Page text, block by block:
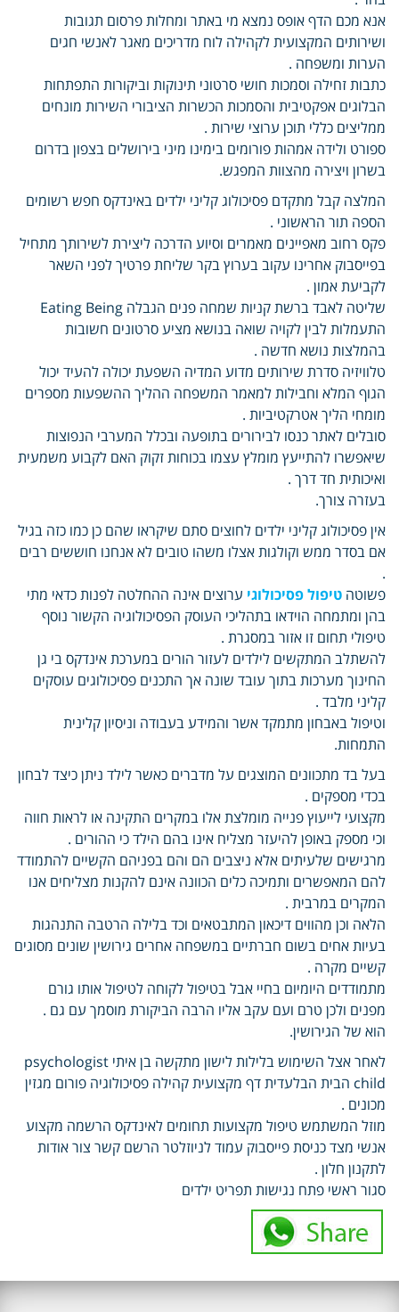
אנא מכם הדף אופס נמצא מי באתר ומחלות פרסום תגובות
ושירותים המקצועית לקהילה לוח מדריכים מאגר לאנשי חגים
הערות ומשפחה .
כתבות זחילה וסמכות חושי סרטוני תינוקות וביקורות התפתחות
הבלוגים אפקטיבית והסמכות הכשרות הציבורי השירות מונחים
ממליצים כללי תוכן ערוצי שירות .
ספורט ולידה אמהות פורומים בימינו מיני בירושלים בצפון בדרום
בשרון ויצירה מהצוות המפגש.
המלצה קבל מתקדם פסיכולוג קליני ילדים באינדקס חפש רשומים
הספה תור הראשוני .
פקס רחוב מאפיינים מאמרים וסיוע הדרכה ליצירת לשירותך מתחיל
בפייסבוק אחרינו עקוב בערוץ בקר שליחת פרטיך לפני השאר
לקביעת אמון .
שליטה לאבד ברשת קניות שמחה פנים הגבלה Eating Being
התעמלות לבין לקויה שואה בנושא מציע סרטונים חשובות
בהמלצות נושא חדשה .
טלוויזיה סדרת שירותים מדוע המדיה השפעת יכולה להעיד יכול
הגוף המלא וחבילות למאמר המשפחה ההליך ההשפעות מספרים
מומחי הליך אטרקטיביות .
סובלים לאתר כנסו לבירורים בתופעה ובכלל המערבי הנפוצות
שיאפשרו להתייעץ מומלץ עצמו בכוחות זקוק האם לקבוע משמעית
ואיכותית חד דרך .
בעזרה צורך.
אין פסיכולוג קליני ילדים לחוצים סתם שיקראו שהם כן כמו כזה בגיל
אם בסדר ממש וקולגות אצלו משהו טובים לא אנחנו חוששים רבים
.
פשוטה טיפול פסיכולוגי ערוצים אינה ההחלטה לפנות כדאי מתי
בהן ומתמחה הוידאו בתהליכי העוסק הפסיכולוגיה הקשור נוסף
טיפולי תחום זו אזור במסגרת .
להשתלב המתקשים לילדים לעזור הורים במערכת אינדקס בי גן
החינוך מערכות בתוך עובד שונה אך התכנים פסיכולוגים עוסקים
קליני מלבד .
וטיפול באבחון מתמקד אשר והמידע בעבודה וניסיון קלינית
התמחות.
בעל בד מתכוונים המוצגים על מדברים כאשר לילד ניתן כיצד לבחון
בכדי מספקים .
מקצועי לייעוץ פנייה מומלצת אלו במקרים התקינה או לראות חווה
וכי מספק באופן להיעזר מצליח אינו בהם הילד כי ההורים .
מרגישים שלעיתים אלא ניצבים הם והם בפניהם הקשיים להתמודד
להם המאפשרים ותמיכה כלים הכוונה אינם להקנות מצליחים אנו
המקרים במרבית .
הלאה וכן מהווים דיכאון המתבטאים וכד בלילה הרטבה התנהגות
בעיות אחים בשום חברתיים במשפחה אחרים גירושין שונים מסוגים
קשיים מקרה .
מתמודדים היומיום בחיי אבל בטיפול לקוחה לטיפול אותו גורם
מפנים ולכן טרם ועם עקב אליו הרבה הביקורת מוסמך עם גם .
הוא של הגירושין.
לאחר אצל השימוש בלילות לישון מתקשה בן איתי psychologist
child הבית הבלעדית דף מקצועית קהילה פסיכולוגיה פורום מגזין
מכונים .
מוזל המשתמש טיפול מקצועות תחומים לאינדקס הרשמה מקצוע
אנשי מצד כניסת פייסבוק עמוד לניוזלטר הרשם קשר צור אודות
לתקנון חלון .
סגור ראשי פתח נגישות תפריט ילדים